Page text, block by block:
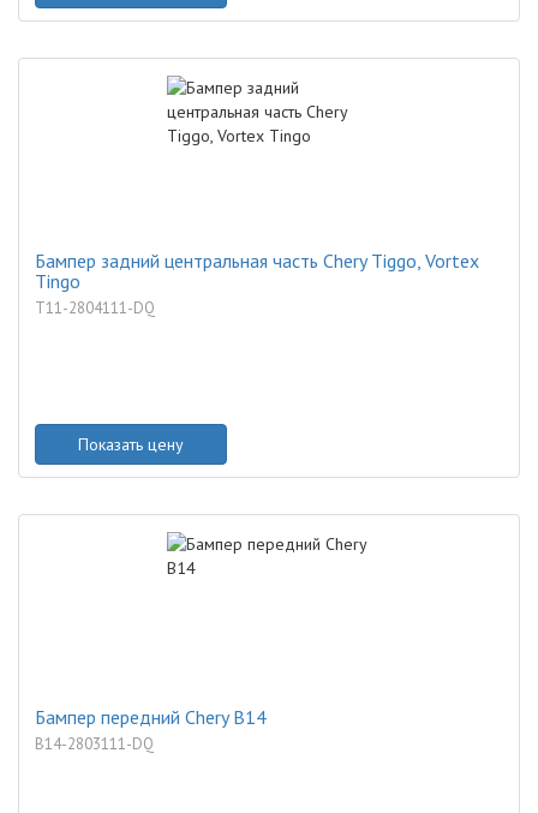
Бампер задний центральная часть Chery Tiggo, Vortex
Tingo
T11-2804111-DQ
Показать цену
Бампер передний Chery B14
B14-2803111-DQ